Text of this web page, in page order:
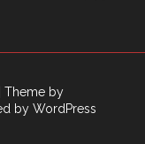
| Theme by
by WordPress